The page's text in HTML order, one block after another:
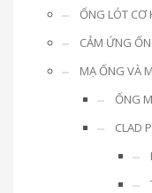
ỐNG LÓT CƠ
CẢM ỨNG
MẠ ỐNG VÀ
ỐNG
CLAD